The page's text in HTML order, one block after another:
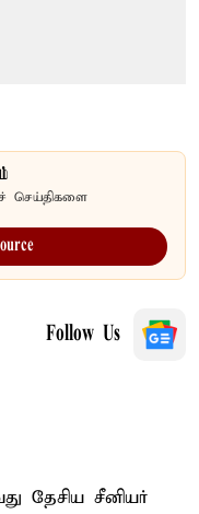
செய்திகளை
Follow Us
தேசிய சீனியர்